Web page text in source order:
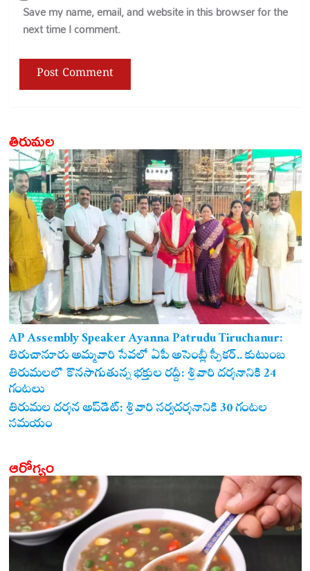
Save my name, email, and website in this browser for the
next time I comment.
తిరుమల
AP Assembly Speaker Ayanna Patrudu Tiruchanur:
తిరుచానూరు అమ్మవారి సేవలో ఏపీ అసెంబ్లీ స్పీకర్.. కుటుంబ
సమేతంగా దర్శించుకున్న అయ్యన్నపాత్రుడు!
తిరుమలలో కొనసాగుతున్న భక్తుల రద్దీ: శ్రీవారి దర్శనానికి 24
గంటలు
తిరుమల దర్శన అప్‌డేట్: శ్రీవారి సర్వదర్శనానికి 30 గంటల
సమయం
ఆరోగ్యం